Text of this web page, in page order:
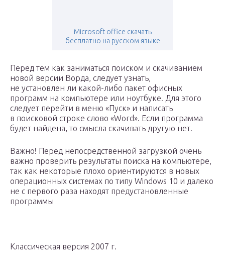
Microsoft office скачать
бесплатно на русском языке
Перед тем как заниматься поиском и скачиванием
новой версии Ворда, следует узнать,
не установлен ли какой-либо пакет офисных
программ на компьютере или ноутбуке. Для этого
следует перейти в меню «Пуск» и написать
в поисковой строке слово «Word». Если программа
будет найдена, то смысла скачивать другую нет.
Важно! Перед непосредственной загрузкой очень
важно проверить результаты поиска на компьютере,
так как некоторые плохо ориентируются в новых
операционных системах по типу Windows 10 и далеко
не с первого раза находят предустановленные
программы
Классическая версия 2007 г.